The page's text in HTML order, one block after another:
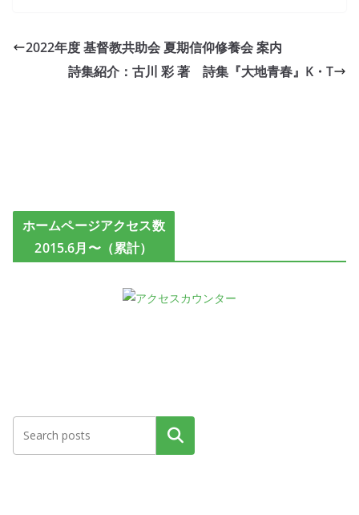
2022年度 基督教共助会 夏期信仰修養会 案内
詩集紹介：古川 彩 著 詩集『大地青春』K・T
ホームページアクセス数
2015.6月〜（累計）
検索